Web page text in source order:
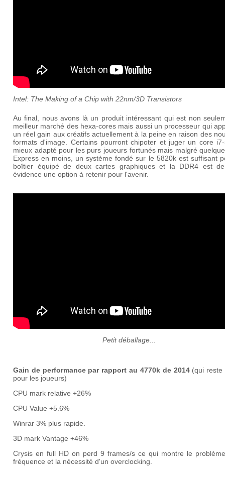
Intel: The Making of a Chip with 22nm/3D Transistors
Au final, nous avons là un produit intéressant qui est non
meilleur marché des hexa-cores mais aussi un processeur qui
un réel gain aux créatifs actuellement à la peine en raison des
formats d'image. Certains pourront chipoter et juger un core i7-
mieux adapté pour les purs joueurs fortunés mais malgré
Express en moins, un système fondé sur le 5820k est suffisant
boîtier équipé de deux cartes graphiques et la DDR4 est
évidence une option à retenir pour l'avenir.
Petit déballage...
Gain de performance par rapport au 4770k de 2014(qui reste
pour les joueurs)
CPU mark relative +26%
CPU Value +5.6%
Winrar 3% plus rapide.
3D mark Vantage +46%
Crysis en full HD on perd 9 frames/s ce qui montre le
fréquence et la nécessité d'un overclocking.